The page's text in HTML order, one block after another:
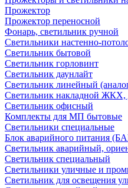
Прожектор
Прожектор переносной
Фонарь, светильник ручной
Светильники настенно-
Светильник бытовой
Светильник горловинт
Светильник даунлайт
Светильник линейный
Светильник накладной ЖКХ,
Светильник офисный
Комплекты для МП бытовые
Светильники специальные
Блок аварийного питания
Светильник аварийный,
Светильник специальный
Светильники уличные и
Светильник для освещения